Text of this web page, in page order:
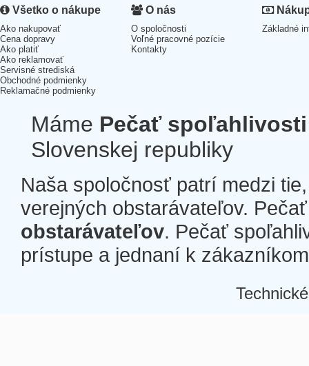
Všetko o nákupe
Ako nakupovať
Cena dopravy
Ako platiť
Ako reklamovať
Servisné strediská
Obchodné podmienky
Reklamačné podmienky
O nás
O spoločnosti
Voľné pracovné pozície
Kontakty
Základné
Máme Pečať spoľahlivosti
Slovenskej republiky
Naša spoločnosť patrí medzi
verejných obstarávateľov.
obstarávateľov. Pečať
prístupe a jednaní k